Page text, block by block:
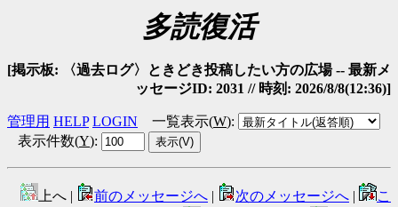
多読復活
[掲示板: 〈過去ログ〉ときどき投稿したい方の広場 -- 最新メ
ッセージID: 2031 // 時刻: 2026/8/8(12:36)]
管理用 HELP LOGIN 一覧表示(W):
表示件数(Y):
上へ | 前のメッセージへ | 次のメッセージへ |
こ